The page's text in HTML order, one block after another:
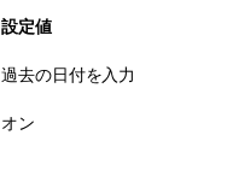
設定値
過去の日付を入力
オン